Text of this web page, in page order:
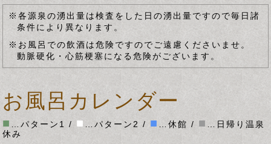
※各源泉の湧出量は検査をした日の湧出量ですので毎日諸
条件により異なります。
※お風呂での飲酒は危険ですのでご遠慮くださいませ。
動脈硬化・心筋梗塞になる危険がございます。
お風呂カレンダー
■ …パターン1 / ■ …パターン2 / ■ …休館 / ■ …日帰り温泉
休み